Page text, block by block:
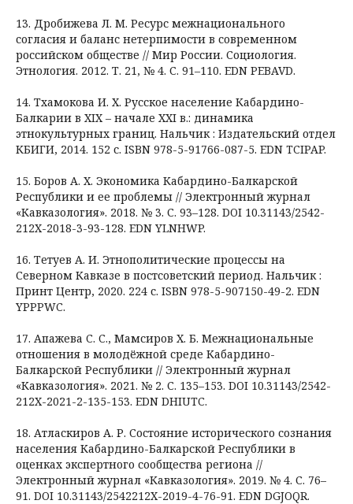
13. Дробижева Л. М. Ресурс межнационального
согласия и баланс нетерпимости в современном
российском обществе // Мир России. Социология.
Этнология. 2012. Т. 21, № 4. С. 91–110. EDN PEBAVD.
14. Тхамокова И. Х. Русское население Кабардино-
Балкарии в XIX – начале XXI в.: динамика
этнокультурных границ. Нальчик : Издательский отдел
КБИГИ, 2014. 152 с. ISBN 978-5-91766-087-5. EDN TCIPAP.
15. Боров А. Х. Экономика Кабардино-Балкарской
Республики и ее проблемы // Электронный журнал
«Кавказология». 2018. № 3. С. 93–128. DOI 10.31143/2542-
212X-2018-3-93-128. EDN YLNHWP.
16. Тетуев А. И. Этнополитические процессы на
Северном Кавказе в постсоветский период. Нальчик :
Принт Центр, 2020. 224 с. ISBN 978-5-907150-49-2. EDN
YPPPWC.
17. Апажева C. C., Мамсиров Х. Б. Межнациональные
отношения в молодёжной среде Кабардино-
Балкарской Республики // Электронный журнал
«Кавказология». 2021. № 2. С. 135–153. DOI 10.31143/2542-
212X-2021-2-135-153. EDN DHIUTC.
18. Атласкиров А. Р. Состояние исторического сознания
населения Кабардино-Балкарской Республики в
оценках экспертного сообщества региона //
Электронный журнал «Кавказология». 2019. № 4. С. 76–
91. DOI 10.31143/2542212X-2019-4-76-91. EDN DGJOQR.